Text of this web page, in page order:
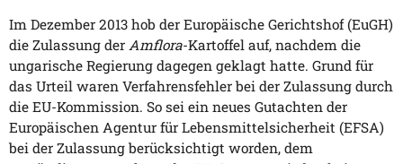
Im Dezember 2013 hob der Europäische Gerichtshof (EuGH)
die Zulassung der Amflora-Kartoffel auf, nachdem die
ungarische Regierung dagegen geklagt hatte. Grund für
das Urteil waren Verfahrensfehler bei der Zulassung durch
die EU-Kommission. So sei ein neues Gutachten der
Europäischen Agentur für Lebensmittelsicherheit (EFSA)
bei der Zulassung berücksichtigt worden, dem